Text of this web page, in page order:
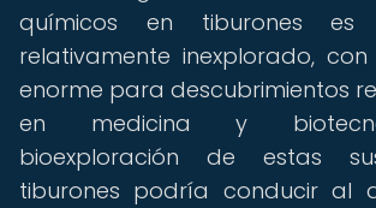
químicos en tiburones
relativamente inexplorado,
enorme para descubrimientos
en medicina y
bioexploración de estas
tiburones podría conducir al